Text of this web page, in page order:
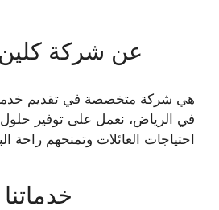
عن شركة كلين
هي شركة متخصصة في تقديم
في الرياض، نعمل على توفير
احتياجات العائلات وتمنحهم راحة
خدماتنا